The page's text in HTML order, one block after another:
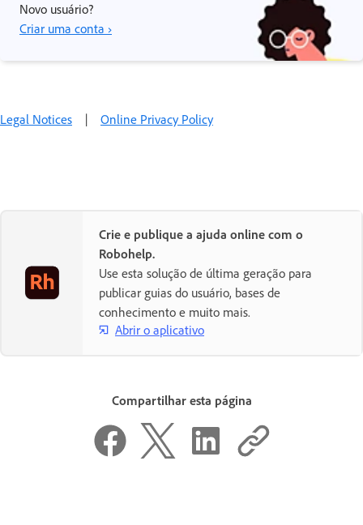
Novo usuário?
Criar uma conta ›
Legal Notices | Online Privacy Policy
Crie e publique a ajuda online com o
Robohelp.
Use esta solução de última geração para
publicar guias do usuário, bases de
conhecimento e muito mais.
Abrir o aplicativo
Compartilhar esta página